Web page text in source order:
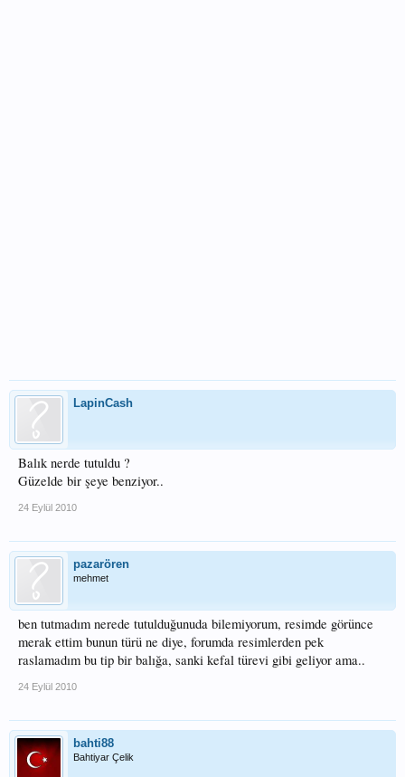
LapinCash
Balık nerde tutuldu ?
Güzelde bir şeye benziyor..
24 Eylül 2010
pazarören
mehmet
ben tutmadım nerede tutulduğunuda bilemiyorum, resimde görünce
merak ettim bunun türü ne diye, forumda resimlerden pek
raslamadım bu tip bir balığa, sanki kefal türevi gibi geliyor ama..
24 Eylül 2010
bahti88
Bahtiyar Çelik